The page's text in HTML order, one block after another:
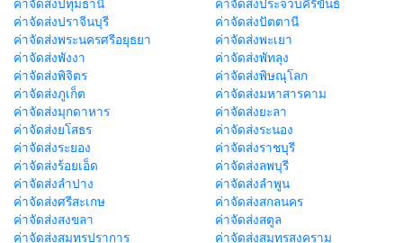
ค่าจัดส่งปทุมธานี
ค่าจัดส่งประจวบคีรีขันธ์
ค่าจัดส่งปราจีนบุรี
ค่าจัดส่งปัตตานี
ค่าจัดส่งพระนครศรีอยุธยา
ค่าจัดส่งพะเยา
ค่าจัดส่งพังงา
ค่าจัดส่งพัทลุง
ค่าจัดส่งพิจิตร
ค่าจัดส่งพิษณุโลก
ค่าจัดส่งภูเก็ต
ค่าจัดส่งมหาสารคาม
ค่าจัดส่งมุกดาหาร
ค่าจัดส่งยะลา
ค่าจัดส่งยโสธร
ค่าจัดส่งระนอง
ค่าจัดส่งระยอง
ค่าจัดส่งราชบุรี
ค่าจัดส่งร้อยเอ็ด
ค่าจัดส่งลพบุรี
ค่าจัดส่งลำปาง
ค่าจัดส่งลำพูน
ค่าจัดส่งศรีสะเกษ
ค่าจัดส่งสกลนคร
ค่าจัดส่งสงขลา
ค่าจัดส่งสตูล
ค่าจัดส่งสมุทรปราการ
ค่าจัดส่งสมุทรสงคราม